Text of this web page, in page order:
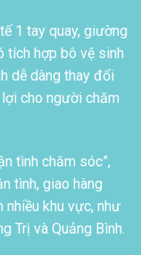
1 tay quay, giường
tích hợp bô vệ sinh
dễ dàng thay đổi
cho người chăm
tình chăm sóc”,
tình, giao hàng
nhiều khu vực, như
Trị và Quảng Bình.